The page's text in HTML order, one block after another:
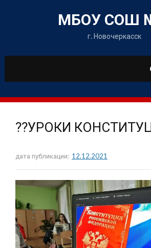
content
МБОУ СОШ
г. Новочеркасск
??УРОКИ
дата публикации: 12.12.2021